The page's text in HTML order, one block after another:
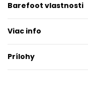
Barefoot vlastnosti
Viac info
Prílohy